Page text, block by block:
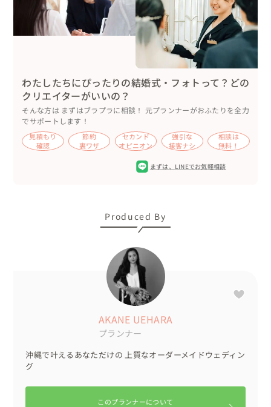
を、おふたりがご退場🎇
幻想的な締めくくりとなりました。
その後は、そのまま2階の二次会会場へご移動🎶
改めて、サングラス姿でご登場されたおふたりは、『ファ
ーストダンス』をご披露され、会場は大きな拍手と笑顔に
包まれました💃🕺
続いて、ご希望されていた『ビアポン』や『シューゲー
ム』などのゲームを開催🏓🍺
さらに、「1！2！3！！」の掛け声に合わせたグループフ
ォト撮影など、終始賑やかで楽しいお時間を過ごされまし
にお開きとなりました。
衣装、席札、ウェルカムコーナーのお写真、ペーパーアイ
テム、ゲームで使用するグッズをお持ち込みいただきまし
また、『ゲストオーディオブック』もお持ち込みです☎️
🌹メッセージ
挙式は別会場でご予約されていて、披露宴や二次会のプロ
デュースのみでも、お気軽にご相談くださいね😊
わたしたちにぴったりの結婚式・フォトって？どの
クリエイターがいいの？
そんな方は まずはブラプラに相談！ 元プランナーがおふたりを全力
でサポートします！
見積もり
確認
節約
裏ワザ
セカンド
オピニオン
強引な
接客ナシ
相談は
無料！
まずは、 LINEでお気軽相談
Produced By
AKANE UEHARA
プランナー
沖縄で叶えるあなただけの 上質なオーダーメイドウェディン
グ
このプランナーについて